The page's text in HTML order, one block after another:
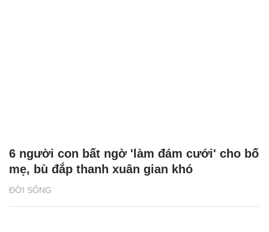
ĐỜI SỐNG
6 người con bất ngờ 'làm đám cưới' cho bố
mẹ, bù đắp thanh xuân gian khó